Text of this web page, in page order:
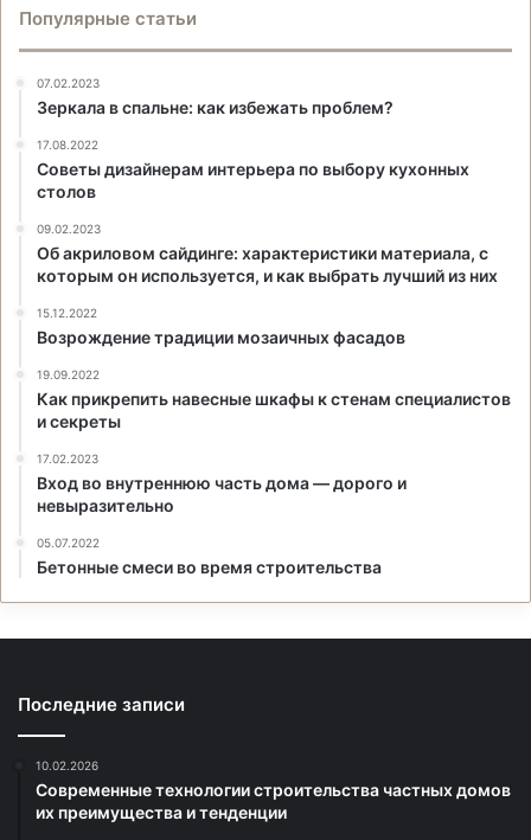
Популярные статьи
07.02.2023
Зеркала в спальне: как избежать проблем?
17.08.2022
Советы дизайнерам интерьера по выбору кухонных
столов
09.02.2023
Об акриловом сайдинге: характеристики материала, с
которым он используется, и как выбрать лучший из них
15.12.2022
Возрождение традиции мозаичных фасадов
19.09.2022
Как прикрепить навесные шкафы к стенам специалистов
и секреты
17.02.2023
Вход во внутреннюю часть дома — дорого и
невыразительно
05.07.2022
Бетонные смеси во время строительства
Последние записи
10.02.2026
Современные технологии строительства частных домов
их преимущества и тенденции